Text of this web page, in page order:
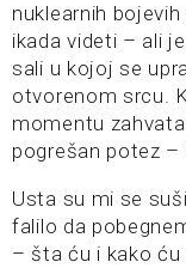
nuklearnih
ikada videti – ali
sali u kojoj se
otvorenom srcu.
momentu
pogrešan potez
Usta su mi se
falilo da
– šta ću i kako